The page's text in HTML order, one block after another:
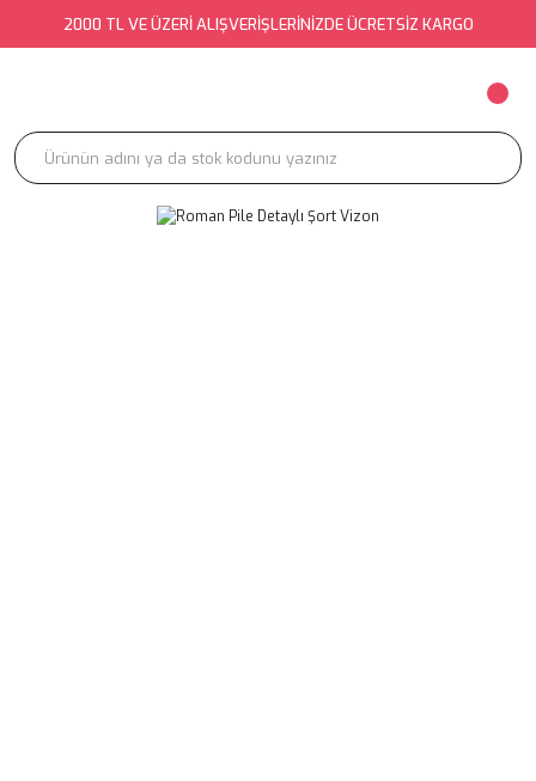
2000 TL VE ÜZERİ ALIŞVERİŞLERİNİZDE ÜCRETSİZ KARGO